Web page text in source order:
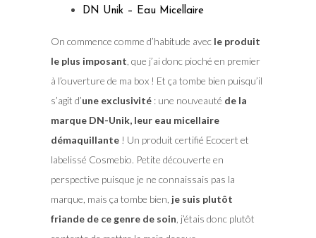
DN Unik – Eau Micellaire
On commence comme d’habitude avecle produit
le plus imposant , que j’ai donc pioché en premier
à l’ouverture de ma box ! Et ça tombe bien puisqu’il
s’agit d’une exclusivité: une nouveauté de la
marque DN-Unik, leur eau micellaire
démaquillante! Un produit certifié Ecocert et
labelissé Cosmebio. Petite découverte en
perspective puisque je ne connaissais pas la
marque, mais ça tombe bien, je suis plutôt
friande de ce genre de soin , j’étais donc plutôt